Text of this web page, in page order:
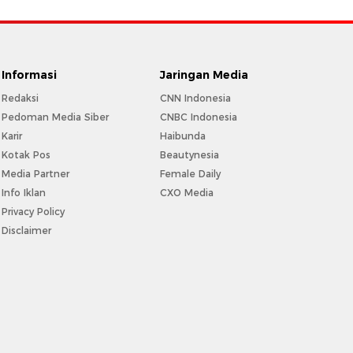
Informasi
Redaksi
Pedoman Media Siber
Karir
Kotak Pos
Media Partner
Info Iklan
Privacy Policy
Disclaimer
Jaringan Media
CNN Indonesia
CNBC Indonesia
Haibunda
Beautynesia
Female Daily
CXO Media